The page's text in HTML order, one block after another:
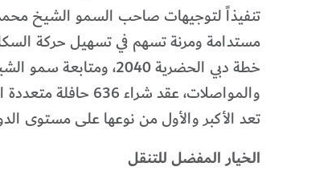
تنفيذاً لتوجيهات صاحب السمو الشيخ
مستدامة ومرنة تسهم في تسهيل حركة السكان
خطة دبي الحضرية
تعد الأكبر والأول من نوعها على مستوى الدولة، وسيجرى توريد
الخيار المفضل للتنقل